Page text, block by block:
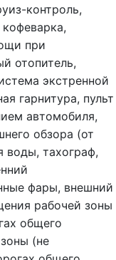
контроль,
при
отопитель,
экстренной
гарнитура, пульт
автомобиля,
обзора (от
воды, тахограф,
фары, внешний
рабочей зоны
общего
(не